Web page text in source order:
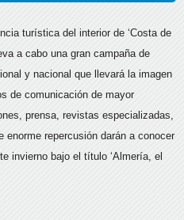
turística del interior de ‘Costa de
a cabo una gran campaña de
y nacional que llevará la imagen
de comunicación de mayor
prensa, revistas especializadas,
repercusión darán a conocer
invierno bajo el título ‘Almería, el